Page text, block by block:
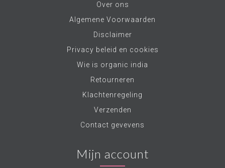
Over ons
Algemene Voorwaarden
Disclaimer
Privacy beleid en cookies
Wie is organic india
Retourneren
Klachtenregeling
Verzenden
Contact gevevens
Mijn account